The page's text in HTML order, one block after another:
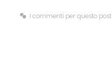
I commenti per questo